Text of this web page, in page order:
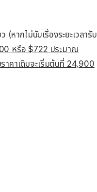
หากไม่นับเรื่องระยะเวลารับ
หรือ $722 ประมาณ
าคาเดิมจะเริ่มต้นที่ 24,900